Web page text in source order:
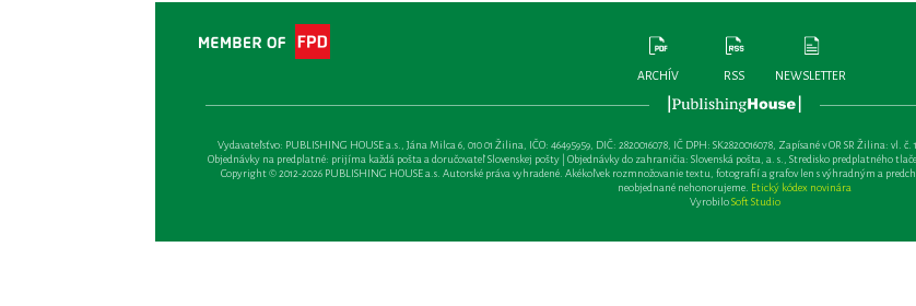
ARCHÍV RSS NEWSLETTER
Vydavateľsťvo: PUBLISHING HOUSE a.s., Jána Milca 6, 010 01 Žilina, IČO: 46495959, DIČ: 2820016078, IČ DPH: SK2820016078, Zapísané v OR SR Žilina: vl.
Objednávky na predplatné: prijíma každá pošta a doručovateľ Slovenskej pošty | Objednávky do zahraničia: Slovenská pošta, a. s., Stredisko predplatného
Copyright © 2012-2026 PUBLISHING HOUSE a.s. Autorské práva vyhradené. Akékoľvek rozmnožovanie textu, fotografií a grafov len s výhradným a
neobjednané nehonorujeme. Etický kódex novinára
VyrobiloSoft Studio